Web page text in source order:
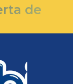
de